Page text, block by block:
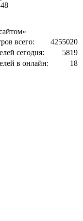
всего:
4255020
сегодня:
5819
в онлайн:
18